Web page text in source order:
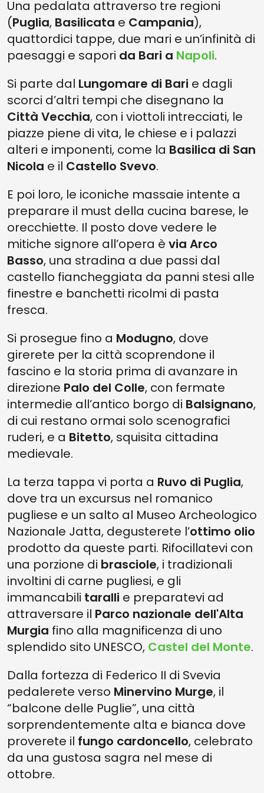
Una pedalata attraverso tre regioni
(Puglia, Basilicata e Campania),
quattordici tappe, due mari e un’infinità di
paesaggi e sapori da Bari a Napoli.
Si parte dal Lungomare di Bari e dagli
scorci d’altri tempi che disegnano la
Città Vecchia, con i viottoli intrecciati, le
piazze piene di vita, le chiese e i palazzi
alteri e imponenti, come la Basilica di San
Nicola e il Castello Svevo.
E poi loro, le iconiche massaie intente a
preparare il must della cucina barese, le
orecchiette. Il posto dove vedere le
mitiche signore all’opera è via Arco
Basso, una stradina a due passi dal
castello fiancheggiata da panni stesi alle
finestre e banchetti ricolmi di pasta
fresca.
Si prosegue fino a Modugno, dove
girerete per la città scoprendone il
fascino e la storia prima di avanzare in
direzione Palo del Colle, con fermate
intermedie all’antico borgo di Balsignano,
di cui restano ormai solo scenografici
ruderi, e a Bitetto, squisita cittadina
medievale.
La terza tappa vi porta a Ruvo di Puglia,
dove tra un excursus nel romanico
pugliese e un salto al Museo Archeologico
Nazionale Jatta, degusterete l’ottimo olio
prodotto da queste parti. Rifocillatevi con
una porzione di brasciole, i tradizionali
involtini di carne pugliesi, e gli
immancabili taralli e preparatevi ad
attraversare il Parco nazionale dell'Alta
Murgia fino alla magnificenza di uno
splendido sito UNESCO, Castel del Monte.
Dalla fortezza di Federico II di Svevia
pedalerete verso Minervino Murge, il
“balcone delle Puglie”, una città
sorprendentemente alta e bianca dove
proverete il fungo cardoncello, celebrato
da una gustosa sagra nel mese di
ottobre.